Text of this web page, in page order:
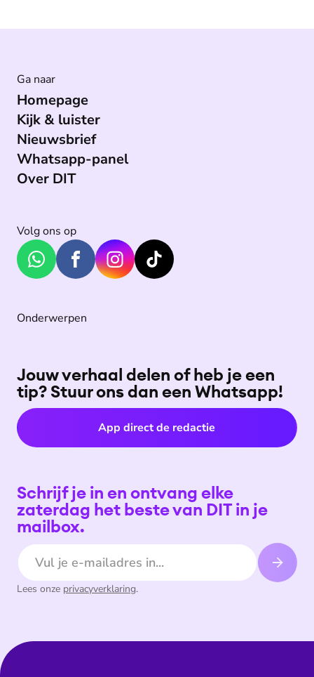
Ga naar
Homepage
Kijk & luister
Nieuwsbrief
Whatsapp-panel
Over DIT
Volg ons op
Onderwerpen
Jouw verhaal delen of heb je een
tip? Stuur ons dan een Whatsapp!
App direct de redactie
Schrijf je in en ontvang elke
zaterdag het beste van DIT in je
mailbox.
E-mailadres
Lees onze privacyverklaring.